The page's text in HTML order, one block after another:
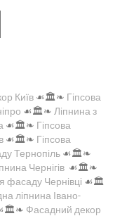
Київ ☙🏛️❧ Гіпсова
☙🏛️❧ Ліпнина з
☙🏛️❧ Гіпсова
☙🏛️❧ Гіпсова
Тернопіль ☙🏛️❧
Чернігів ☙🏛️❧
фасаду Чернівці ☙🏛️
ліпнина Івано-
Фасадний декор